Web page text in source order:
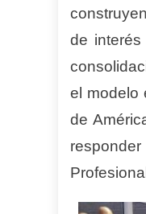
de
el modelo
de